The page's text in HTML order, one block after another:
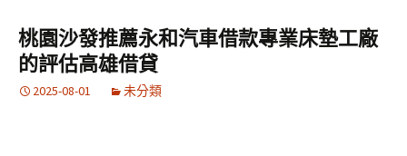
容
區
鍵
字:
桃園沙發推薦永和汽車借款專業床墊工廠
的評估高雄借貸
2025-08-01 未分類